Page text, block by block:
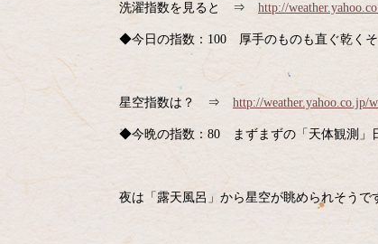
洗濯指数を見ると ⇒ http://
◆今日の指数：100 厚手のものも直ぐ乾くそ
星空指数は？ ⇒ http://weather.yahoo.co.jp/
◆今晩の指数：80 まずまずの「天体観測」
夜は「露天風呂」から星空が眺められそうで